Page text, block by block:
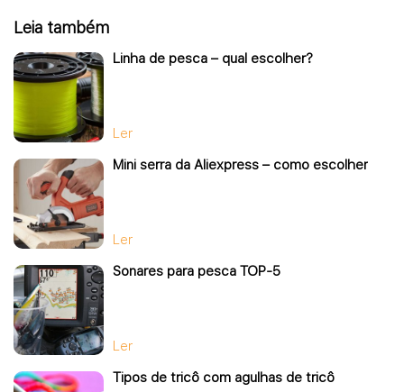
Leia também
Linha de pesca – qual escolher?
Ler
Mini serra da Aliexpress – como escolher
Ler
Sonares para pesca TOP-5
Ler
Tipos de tricô com agulhas de tricô